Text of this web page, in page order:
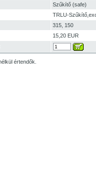
Szűkítő (safe)
TRLU-
315, 150
15,20 EUR
értendők.